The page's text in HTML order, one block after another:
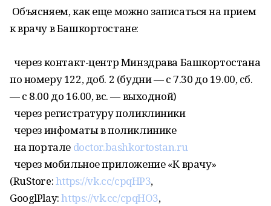
Объясняем, как еще можно записаться на прием
к врачу в Башкортостане:
через контакт-центр Минздрава Башкортостана
по номеру 122, доб. 2 (будни — с 7.30 до 19.00, сб.
— с 8.00 до 16.00, вс. — выходной)
через регистратуру поликлиники
через инфоматы в поликлинике
на портале doctor.bashkortostan.ru
через мобильное приложение «К врачу»
(RuStore:https://vk.cc/cpqHP3,
GooglPlay:https://vk.cc/cpqHO3,